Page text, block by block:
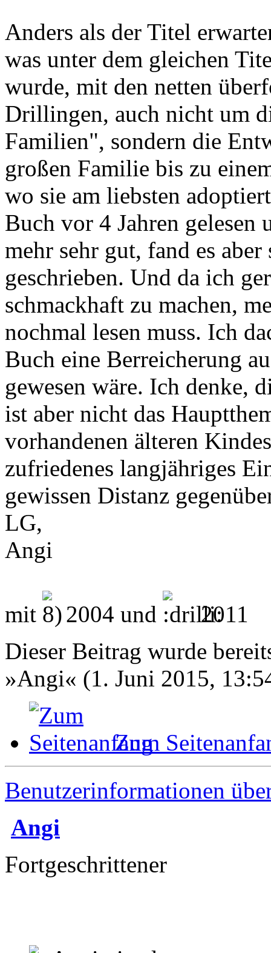
Anders als der Titel
was unter dem gleichen
wurde, mit den netten
Drillingen, auch nicht um
Familien", sondern die
großen Familie bis zu
wo sie am liebsten
Buch vor 4 Jahren
mehr sehr gut, fand es
geschrieben. Und da ich
schmackhaft zu machen,
nochmal lesen muss. Ich
Buch eine Berreicherung
gewesen wäre. Ich denke,
ist aber nicht das
vorhandenen älteren
zufriedenes langjähriges
gewissen Distanz
LG,
Angi
mit 2004 und
2011
Dieser Beitrag wurde
»Angi« (1. Juni 2015,
Zum
Benutzerinformationen
Angi
Fortgeschrittener